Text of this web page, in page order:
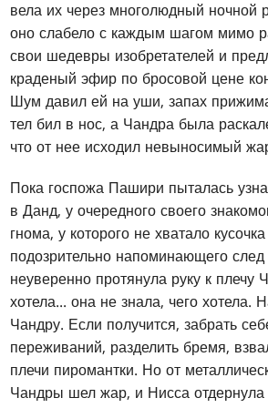
вела их через многолюдный ночной
оно слабело с каждым шагом мимо
свои шедевры изобретателей и
краденый эфир по бросовой цене
Шум давил ей на уши, запах
тел бил в нос, а Чандра была
что от нее исходил невыносимый
Пока госпожа Пашири пыталась
в Данд, у очередного своего
гнома, у которого не хватало
подозрительно напоминающего
неуверенно протянула руку к
хотела... она не знала, чего хотела.
Чандру. Если получится, забрать
переживаний, разделить бремя,
плечи пиромантки. Но от
Чандры шел жар, и Нисса отдернула